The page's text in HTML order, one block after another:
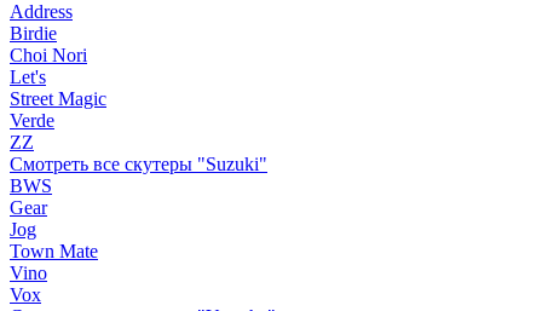
Address
Birdie
Choi Nori
Let's
Street Magic
Verde
ZZ
Смотреть все скутеры "Suzuki"
BWS
Gear
Jog
Town Mate
Vino
Vox